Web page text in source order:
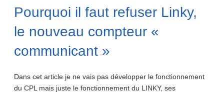
Pourquoi il faut refuser Linky,
le nouveau compteur «
communicant »
Dans cet article je ne vais pas développer le fonctionnement
du CPL mais juste le fonctionnement du LINKY, ses